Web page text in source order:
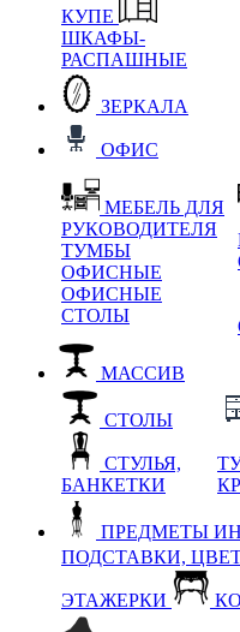
КУПЕ
ШКАФЫ-
РАСПАШНЫЕ
ЗЕРКАЛА
ОФИС
МЕБЕЛЬ ДЛЯ
РУКОВОДИТЕЛЯ
ТУМБЫ
ОФИСНЫЕ
ОФИСНЫЕ
СТОЛЫ
МАССИВ
СТОЛЫ
СТУЛЬЯ,
БАНКЕТКИ
ПРЕДМЕТЫ
ПОДСТАВКИ,
ЭТАЖЕРКИ